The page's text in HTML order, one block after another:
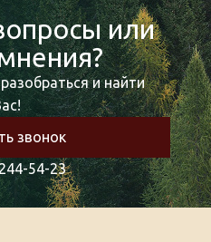
или
и найти
звонок
54-23